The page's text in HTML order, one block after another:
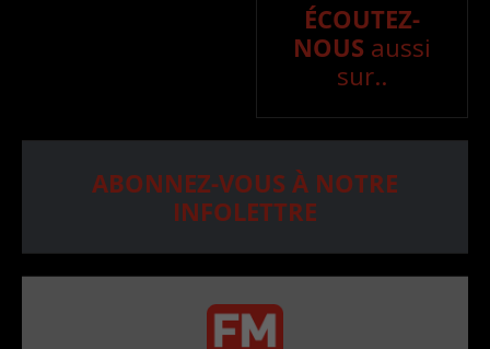
ÉCOUTEZ-
NOUS aussi
sur..
ABONNEZ-VOUS À NOTRE
INFOLETTRE